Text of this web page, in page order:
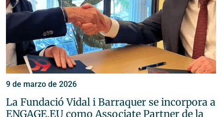
9 de marzo de 2026
La Fundació Vidal i Barraquer se incorpora a
ENGAGE.EU como Associate Partner de la